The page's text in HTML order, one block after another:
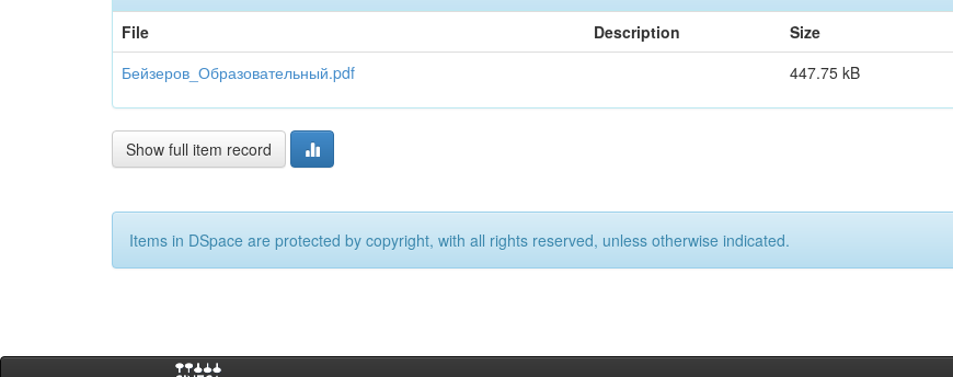
File
Description Size
Бейзеров_Образовательный.pdf
447.75 kB
Show full item record
Items in DSpace are protected by copyright, with all rights reserved, unless otherwise indicated.